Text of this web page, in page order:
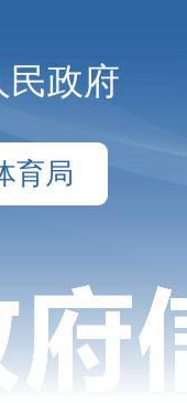
民政府
育局